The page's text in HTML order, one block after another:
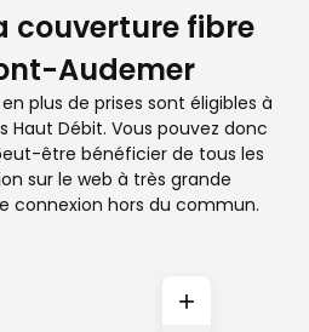
couverture fibre
Audemer
plus de prises sont éligibles à
Haut Débit. Vous pouvez donc
être bénéficier de tous les
sur le web à très grande
connexion hors du commun.
+